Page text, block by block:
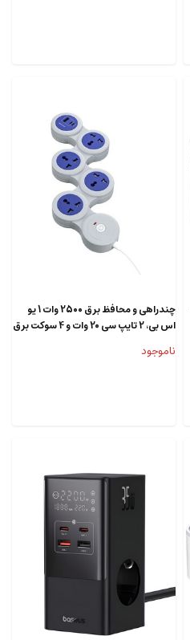
چندراهی و محافظ برق 2500 وات 1 یو
اس بی، 2 تایپ سی 20 وات و 4 سوکت برق
ناموجود